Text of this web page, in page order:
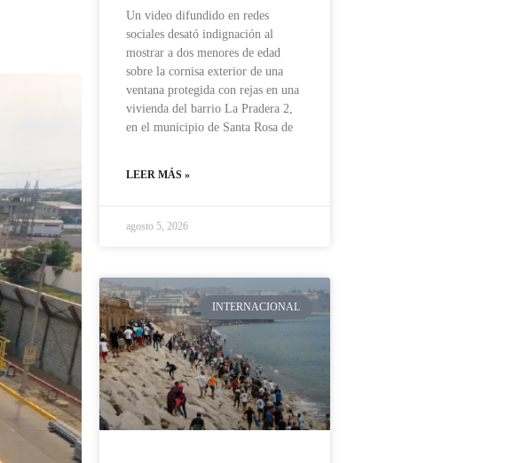
Un video difundido en redes
sociales desató indignación al
mostrar a dos menores de edad
sobre la cornisa exterior de una
ventana protegida con rejas en una
vivienda del barrio La Pradera 2,
en el municipio de Santa Rosa de
LEER MÁS »
agosto 5, 2026
INTERNACIONAL